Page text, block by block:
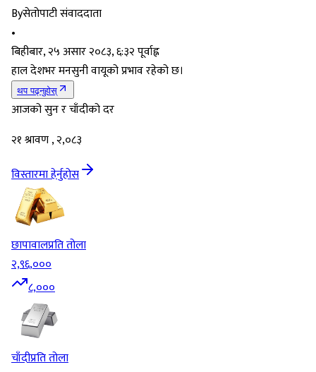
Byसेतोपाटी संवाददाता
•
बिहीबार, २५ असार २०८३, ६:३२ पूर्वाह्न
हाल देशभर मनसुनी वायूको प्रभाव रहेको छ।
थप पढ्नुहोस्
आजको सुन र चाँदीको दर
२१ श्रावण , २,०८३
विस्तारमा हेर्नुहोस
छापावालप्रति तोला
२,९६,०००
८,०००
चाँदीप्रति तोला